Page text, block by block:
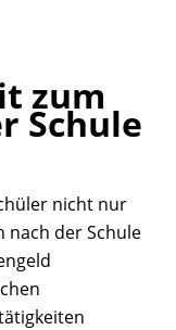
zum
Schule
nicht nur
nach der Schule